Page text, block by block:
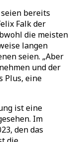
bereits
Falk der
die meisten
langen
seien. „Aber
und der
Plus, eine
ist eine
Im
den das